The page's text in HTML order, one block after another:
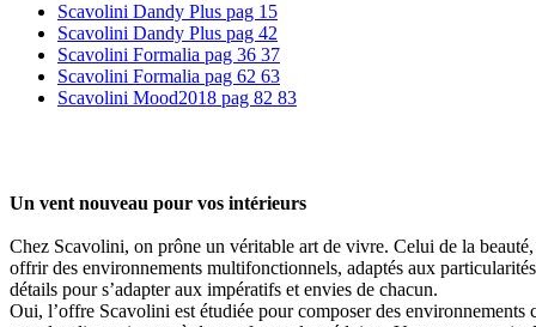
Scavolini Dandy Plus pag 15
Scavolini Dandy Plus pag 42
Scavolini Formalia pag 36 37
Scavolini Formalia pag 62 63
Scavolini Mood2018 pag 82 83
Un vent nouveau pour vos intérieurs
Chez Scavolini, on prône un véritable art de vivre. Celui de la
offrir des environnements multifonctionnels, adaptés aux
détails pour s’adapter aux impératifs et envies de chacun.
Oui, l’offre Scavolini est étudiée pour composer des environnements